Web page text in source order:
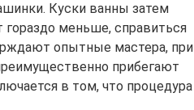
Куски ванны затем
гораздо меньше, справиться
опытные мастера, при
прибегают
в том, что процедура